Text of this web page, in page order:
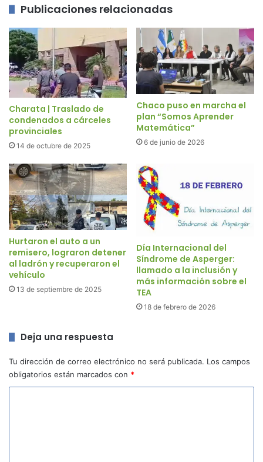
Publicaciones relacionadas
Charata | Traslado de
condenados a cárceles
provinciales
14 de octubre de 2025
Chaco puso en marcha el
plan “Somos Aprender
Matemática”
6 de junio de 2026
Hurtaron el auto a un
remisero, lograron detener
al ladrón y recuperaron el
vehículo
13 de septiembre de 2025
Día Internacional del
Síndrome de Asperger:
llamado a la inclusión y
más información sobre el
TEA
18 de febrero de 2026
Deja una respuesta
Tu dirección de correo electrónico no será publicada. Los campos
obligatorios están marcados con *